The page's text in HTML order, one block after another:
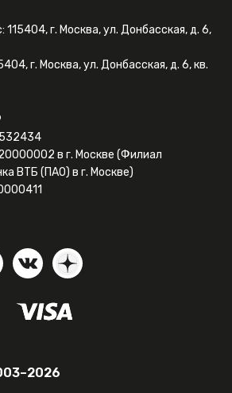
г. Москва, ул. Донбасская, д. 6,
г. Москва, ул. Донбасская, д. 6, кв.
в г. Москве (Филиал
ВТБ (ПАО) в г. Москве)